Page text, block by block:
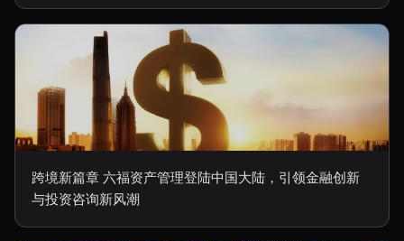
跨境新篇章 六福资产管理登陆中国大陆，引领金融创新
与投资咨询新风潮